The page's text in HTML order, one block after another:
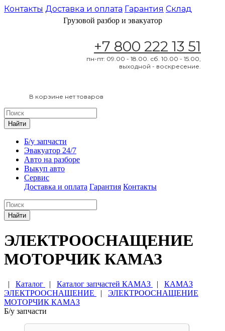
Контакты Доставка и оплата Гарантия Склад
Грузовой разбор и эвакуатор
+7 800 222 13 51
пн-пт: 09.00 - 18.00. сб. 10.00 - 15.00,
выходной - воскресение.
В корзине нет товаров
Найти
Б/у запчасти
Эвакуатор 24/7
Авто на разборе
Выкуп авто
Сервис
Доставка и оплата Гарантия Контакты
Найти
ЭЛЕКТРООСНАЩЕНИЕ
МОТОРЧИК КАМАЗ
| Каталог | Каталог запчастей КАМАЗ | КАМАЗ
ЭЛЕКТРООСНАЩЕНИЕ
| ЭЛЕКТРООСНАЩЕНИЕ
МОТОРЧИК КАМАЗ
Б/у запчасти